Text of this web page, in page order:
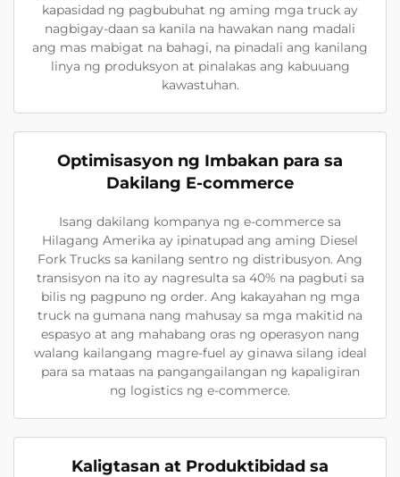
kapasidad ng pagbubuhat ng aming mga truck ay
nagbigay-daan sa kanila na hawakan nang madali
ang mas mabigat na bahagi, na pinadali ang kanilang
linya ng produksyon at pinalakas ang kabuuang
kawastuhan.
Optimisasyon ng Imbakan para sa
Dakilang E-commerce
Isang dakilang kompanya ng e-commerce sa
Hilagang Amerika ay ipinatupad ang aming Diesel
Fork Trucks sa kanilang sentro ng distribusyon. Ang
transisyon na ito ay nagresulta sa 40% na pagbuti sa
bilis ng pagpuno ng order. Ang kakayahan ng mga
truck na gumana nang mahusay sa mga makitid na
espasyo at ang mahabang oras ng operasyon nang
walang kailangang magre-fuel ay ginawa silang ideal
para sa mataas na pangangailangan ng kapaligiran
ng logistics ng e-commerce.
Kaligtasan at Produktibidad sa